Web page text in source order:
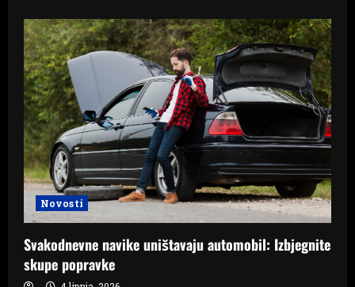
traži
plan
sanacije
BHRT-
a
i
ravnopravnost
naroda
Novosti
Svakodnevne navike uništavaju automobil: Izbjegnite
skupe popravke